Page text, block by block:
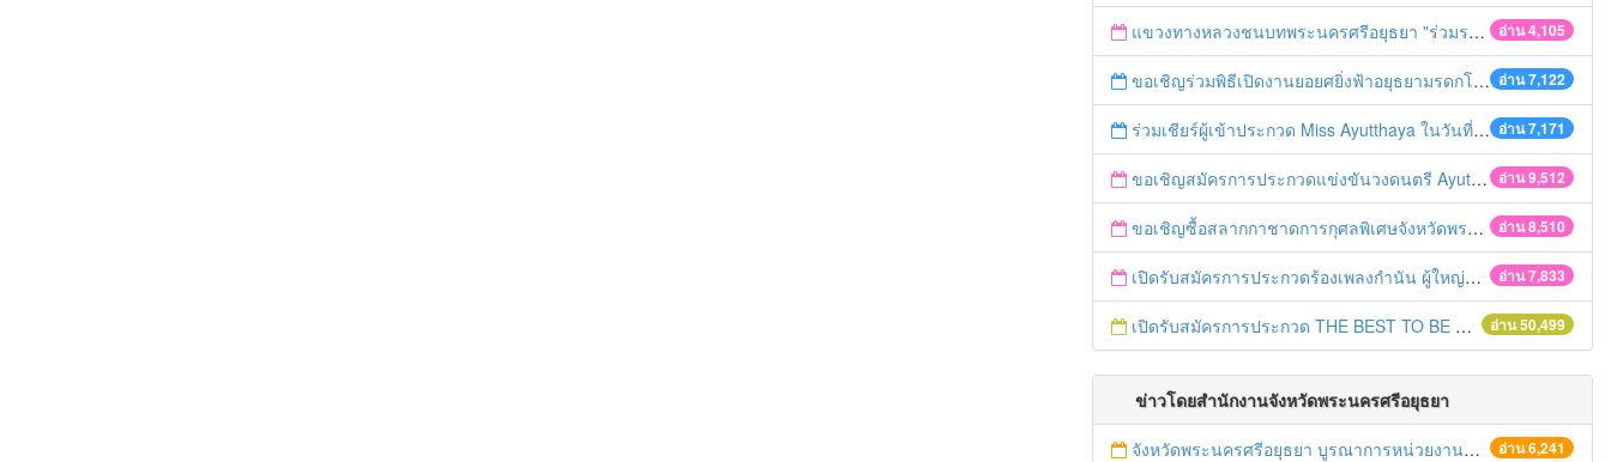
อ่าน 4,105
แขวงทางหลวงชนบทพระนครศรีอยุธยา "ร่วมรณรงค์ ขับช้า เปิดไฟหน้า คาดเข็มขัด" เทศกาลสงกรานต์ ปี 2561
อ่าน 7,122
ขอเชิญร่วมพิธีเปิดงานยอยศยิ่งฟ้าอยุธยามรดกโลก
อ่าน 7,171
ร่วมเชียร์ผู้เข้าประกวด Miss Ayutthaya ในวันที่ 15 ธันวาคม 2560
อ่าน 9,512
ขอเชิญสมัครการประกวดแข่งขันวงดนตรี Ayutthaya battle of the bands
อ่าน 8,510
ขอเชิญซื้อสลากกาชาดการกุศลพิเศษจังหวัดพระนครศรีอยุธยา 2560
อ่าน 7,833
เปิดรับสมัครการประกวดร้องเพลงกำนัน ผู้ใหญ่บ้าน ฯลฯ
อ่าน 50,499
เปิดรับสมัครการประกวด THE BEST TO BE NUMBER ONE
ข่าวโดยสำนักงานจังหวัดพระนครศรีอยุธยา
อ่าน 6,241
จังหวัดพระนครศรีอยุธยา บูรณาการหน่วยงานที่เกี่ยวข้อง ลงพื้นที่จัดระเบียบและดำเนินมาตรการตามบทลงโทษสูงสุดกับผู้ประกอบการร้านค้าที่ยังฝ่าฝืนตั้งร้านค้ารุกล้ำเขตพื้นที่ทางหลวง เตรียมความปลอดภัยก่อนเทศกาลสงกรานต์